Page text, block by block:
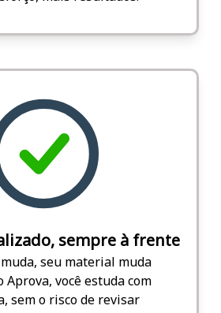
sempre à frente
seu material muda
Aprova, você estuda com
sem o risco de revisar